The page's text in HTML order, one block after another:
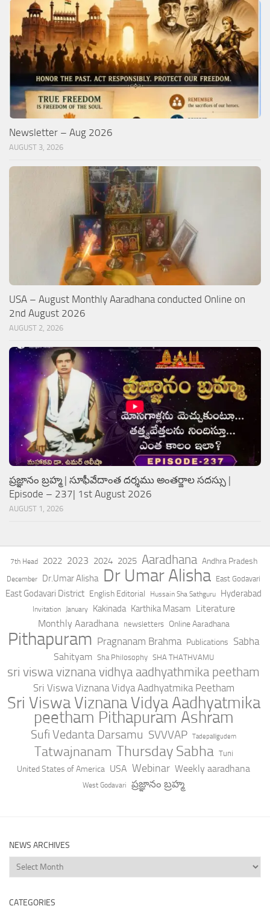
Newsletter – Aug 2026
AUGUST 3, 2026
USA – August Monthly Aaradhana conducted Online on
2nd August 2026
AUGUST 2, 2026
ప్రజ్ఞానం బ్రహ్మ | సూఫీవేదాంత దర్శము అంతర్జాల సదస్సు |
Episode – 237| 1st August 2026
AUGUST 1, 2026
7th Head 2022 2023 2024 2025 Aaradhana Andhra Pradesh
December Dr.Umar Alisha Dr Umar Alisha East Godavari
East Godavari District English Editorial Hussain Sha Sathguru Hyderabad
Invitation January Kakinada Karthika Masam Literature
Monthly Aaradhana
newsletters Online Aaradhana
Pithapuram Pragnanam Brahma Publications Sabha
Sahityam Sha Philosophy SHA THATHVAMU
sri viswa viznana vidhya aadhyathmika peetham
Sri Viswa Viznana Vidya Aadhyatmika Peetham
Sri Viswa Viznana Vidya Aadhyatmika
peetham Pithapuram Ashram
Sufi Vedanta Darsamu SVVVAP Tadepalligudem
Tatwajnanam Thursday Sabha Tuni
United States of America USA Webinar Weekly aaradhana
West Godavari ప్రజ్ఞానం బ్రహ్మ
NEWS ARCHIVES
News
Archives
CATEGORIES